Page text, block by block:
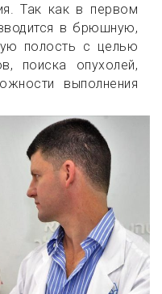
Так как в первом
в брюшную,
полость с целью
поиска опухолей,
выполнения